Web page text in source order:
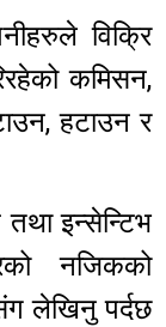
विक्रि
कमिसन,
हटाउन र
इन्सेन्टिभ
नजिकको
लेखिनु पर्दछ